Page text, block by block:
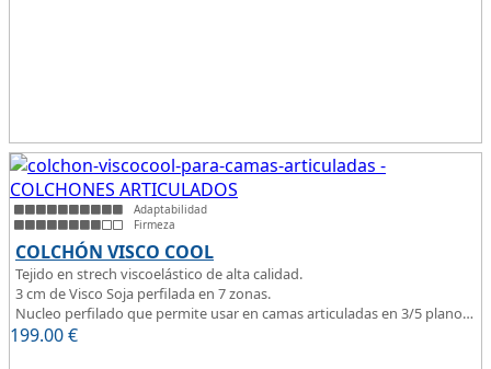
Adaptabilidad
Firmeza
COLCHÓN VISCO COOL
Tejido en strech viscoelástico de alta calidad.
3 cm de Visco Soja perfilada en 7 zonas.
Nucleo perfilado que permite usar en camas articuladas en 3/5 planos.
199.00€